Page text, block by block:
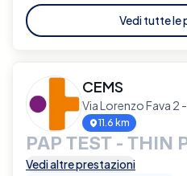
Vedi tutte le
CEMS
Via Lorenzo Fava 2
11.6 km
PAP TEST - THIN
Vedi altre prestazioni